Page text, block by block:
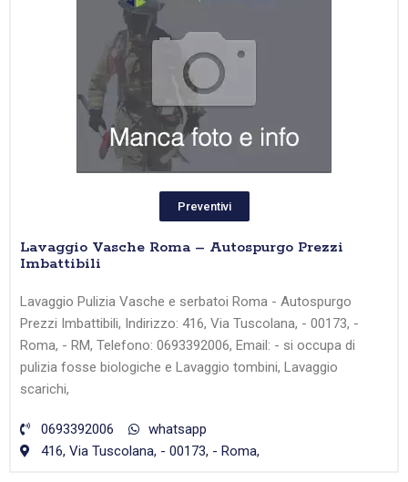
Preventivi
Lavaggio Vasche Roma – Autospurgo Prezzi
Imbattibili
Lavaggio Pulizia Vasche e serbatoi Roma - Autospurgo
Prezzi Imbattibili, Indirizzo: 416, Via Tuscolana, - 00173, -
Roma, - RM, Telefono: 0693392006, Email: - si occupa di
pulizia fosse biologiche e Lavaggio tombini, Lavaggio
scarichi,
0693392006
whatsapp
416, Via Tuscolana, - 00173, - Roma,